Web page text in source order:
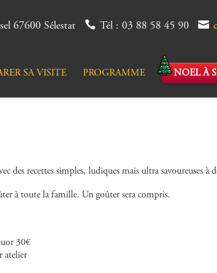
67600 Sélestat Tél : 03 88 58 45 90
SA VISITE PROGRAMME NOEL À
des recettes simples, ludiques mais ultra savoureuses à
à toute la famille. Un goûter sera compris.
30€
atelier